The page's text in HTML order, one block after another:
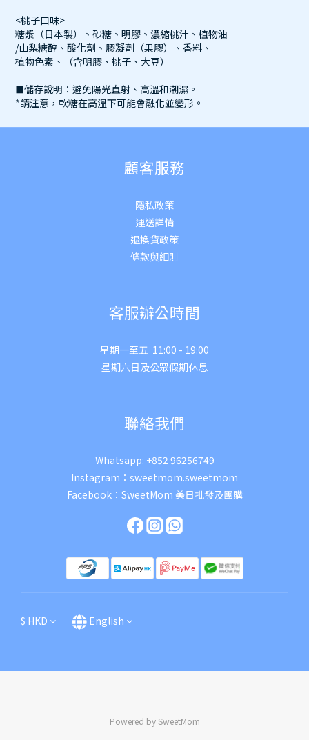
<桃子口味>
糖漿（日本製）、砂糖、明膠、濃縮桃汁、植物油
/山梨糖醇、酸化劑、膠凝劑（果膠）、香料、
植物色素、（含明膠、桃子、大豆）
■儲存說明：避免陽光直射、高溫和潮濕。
*請注意，軟糖在高溫下可能會融化並變形。
顧客服務
隱私政策
運送詳情
退換貨政策
條款與細則
客服辦公時間
星期一至五 11:00 - 19:00
星期六日及公眾假期休息
聯絡我們
Whatsapp: +852 96256749
Instagram： sweetmom.sweetmom
Facebook： SweetMom 美日批發及團購
$ HKD English
Powered by SweetMom